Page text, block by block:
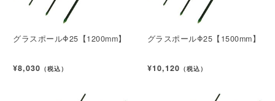
グラスポールΦ25【1200mm】
¥8,030 （税込）
グラスポールΦ25【1500mm】
¥10,120 （税込）